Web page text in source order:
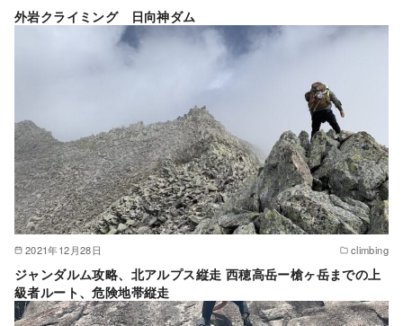
外岩クライミング 日向神ダム
2021年12月28日 climbing
ジャンダルム攻略、北アルプス縦走 西穂高岳ー槍ヶ岳までの上
級者ルート、危険地帯縦走